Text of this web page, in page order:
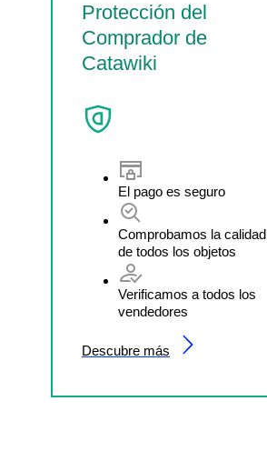
Protección del
Comprador de
Catawiki
El pago es seguro
Comprobamos la calidad
de todos los objetos
Verificamos a todos los
vendedores
Descubre más